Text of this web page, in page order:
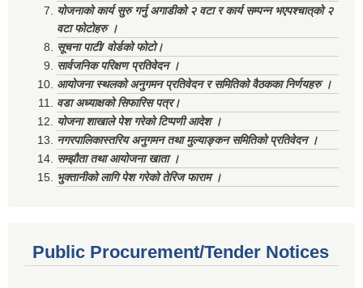
योजनाको कार्य सुरु गर्नु अगाडीको २ वटा र कार्य सम्पन्न भएपश्चात्‌को २
वटा फोटोहरु ।
सूचना पाटी/ वोर्डको फोटो।
सार्वजनिक परिक्षण प्रतिवेदन ।
आयोजना स्थलको अनुगमन प्रतिवेदन र समितिको वैठकका निर्णयहरु ।
वडा अध्याक्षको सिफारिस पत्र।
योजना शाखाले पेश गरेको टिप्पणी आदेश ।
नगरपालिकास्तरिय अनुगमन तथा मुल्याङ्कन समितिको प्रतिवेदन ।
सम्झौता तथा आयोजना खाता ।
भुक्तानीको लागि पेश गरेको तेरिज फाराम ।
Public Procurement/Tender Notices